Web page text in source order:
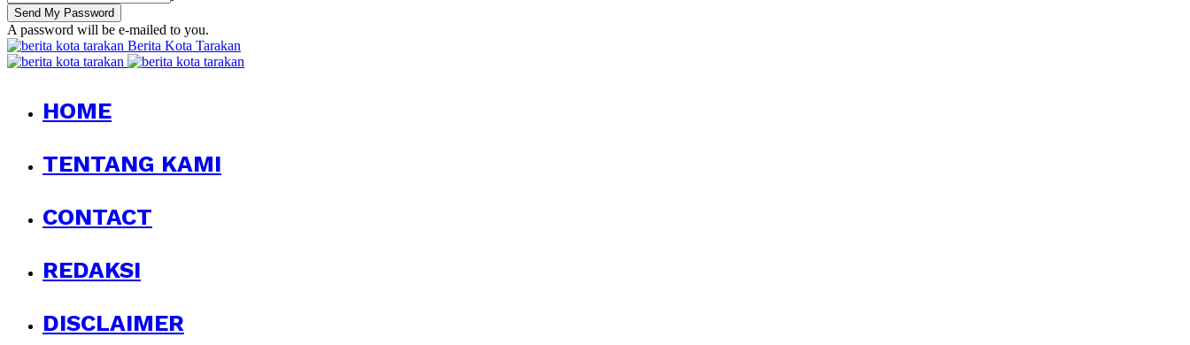
A password will be e-mailed to you.
Berita Kota Tarakan
HOME
TENTANG KAMI
CONTACT
REDAKSI
DISCLAIMER